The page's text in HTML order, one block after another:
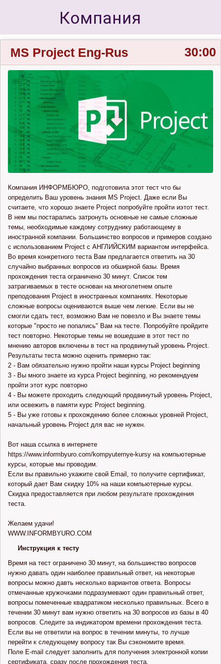
30:00
MS Project Eng-Rus
Компания ИНФОРМБЮРО, подготовила этот тест что бы
определить Ваш уровень знания MS Project. Даже если Вы
считаете, что хорошо знаете Project попробуйте пройти иэтот тест.
В нем мы постарались затронуть основные не самые сложные
темы, необходимые каждому сотруднику работающему в
иностранной компании. Большинство вопросов и примеров создано
с использованием Project с АНГЛИЙСКИМ вариантом интерфейса.
Во время конкретного теста Вам предлагается ответить на 30
случайно выбранных вопросов из обширной базы. Время
прохождения теста ограничено 30 минут. Список тем
затрагиваемых в тесте основан на многолетнем опыте
преподования Project в иностранных компаниях. Некоторые
сложные вопросы оцениваются выше чем легкие. Если вы не
смогли сдать тест, возможно Вам не повезло и Вы знаете темы
которые "просто не попались" Вам на тесте. Попробуйте пройдите
тест повторно. Некоторые темы не вошедшие в этот тест по
мнению авторов включены в тест на продвинутый уровень Project.
Результаты теста можно оценить примерно так:
2 - Вам обязательно нужно пройти наши курсы Project beginning
3 - Вы много знаете из курса Project beginning, но рекомендуем
пройти этот курс повторно
4 - Вы можете проходить следующий продвинутый уровень Project,
или освежить в памяти курс Project beginning.
5 - Вы уже готовы к прохождению более сложных уровней Project,
начальный уровень Project для вас не нужен.
Вот наша ссылка в интернете
https://www.informbyuro.com/kompyuternye-kursy на компьютерные
курсы, которые мы проводим.
Если вы правильно укажите свой Email, то получите сертификат,
который дает Вам скидку 10% на наши компьютерные курсы.
Скидка предоставляется при любом результате прохождения
теста.
Желаем удачи!
WWW.INFORMBYURO.COM
Инструкция к тесту
Время на тест ограничено 30 минут, на большинство вопросов
нужно давать один наиболее правильный ответ, на некоторые
вопросы можно давть несколько вариантов ответа. Вопросы
отмечанные кружочками подразумевают один правильный ответ,
вопросы помеченные квадратиком несколько правильных. Всего в
течении 30 минут вам нужно ответить на 30 вопросов из базы в 40
вопросов. Следите за индикатором времени прохождения теста.
Если вы не ответили на вопрос в течении минуты, то лучше
перейти к следующему вопросу так Вы сэкономите время.
Поле E-mail следует заполнить для получения электронной копии
сертификата, сразу после прохождения теста.